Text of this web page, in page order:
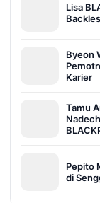
Lisa
Byeon
Karier
Tamu
Pepito
di